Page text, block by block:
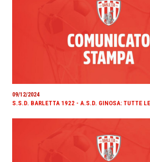
09/12/2024
S.S.D. BARLETTA 1922 - A.S.D. GINOSA: TUTTE